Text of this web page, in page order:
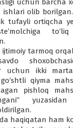
uchun barcha
olib borilgan.
tufayli ortiqcha
ijtimoiy tarmoq
uchun ikki
qiyma
pishloq
yuzasidan
haqiqatan ham